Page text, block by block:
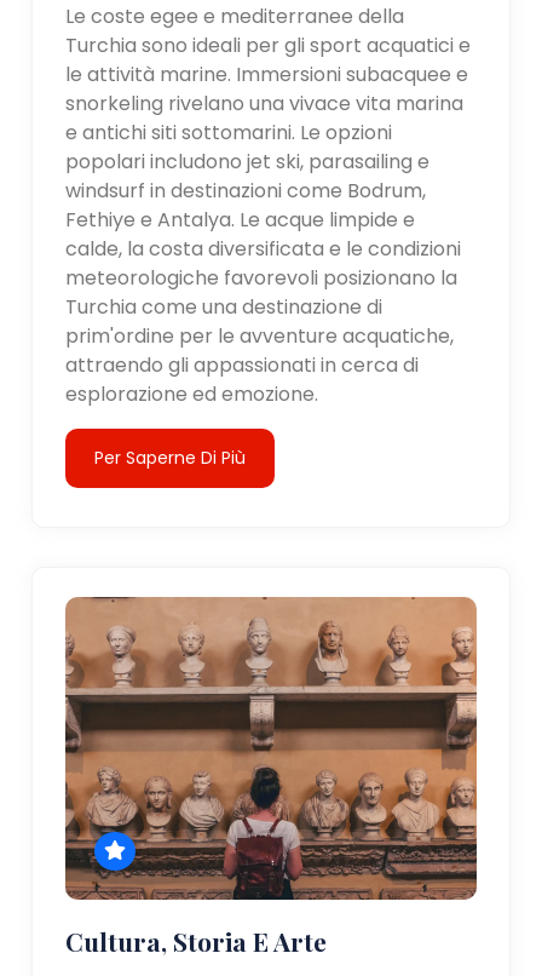
Le coste egee e mediterranee della
Turchia sono ideali per gli sport acquatici e
le attività marine. Immersioni subacquee e
snorkeling rivelano una vivace vita marina
e antichi siti sottomarini. Le opzioni
popolari includono jet ski, parasailing e
windsurf in destinazioni come Bodrum,
Fethiye e Antalya. Le acque limpide e
calde, la costa diversificata e le condizioni
meteorologiche favorevoli posizionano la
Turchia come una destinazione di
prim'ordine per le avventure acquatiche,
attraendo gli appassionati in cerca di
esplorazione ed emozione.
Per Saperne Di Più
Cultura, Storia E Arte